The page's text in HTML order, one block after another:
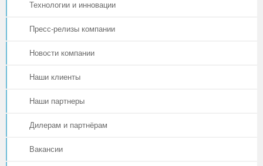
Технологии и инновации
Пресс-релизы компании
Новости компании
Наши клиенты
Наши партнеры
Дилерам и партнёрам
Вакансии